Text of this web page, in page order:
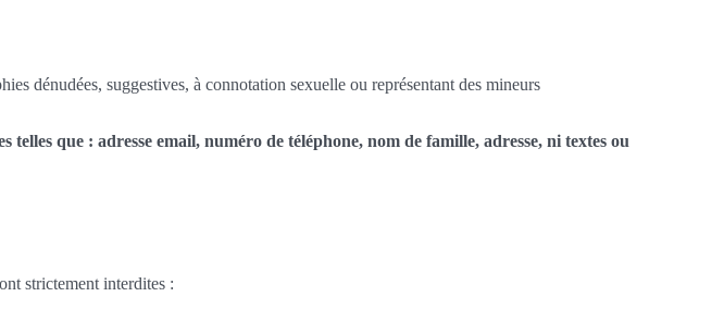
dénudées, suggestives, à connotation sexuelle ou représentant des mineurs
que : adresse email, numéro de téléphone, nom de famille, adresse, ni textes ou
strictement interdites :